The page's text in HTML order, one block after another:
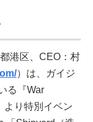
港区、CEO：村
）は、ガイジ
る『War
より特別イベン